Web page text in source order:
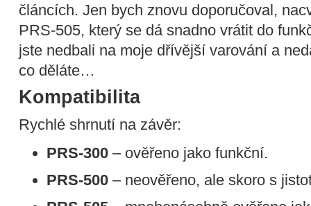
článcích. Jen bych znovu doporučoval,
PRS-505, který se dá snadno vrátit do
jste nedbali na moje dřívější varování a
co děláte…
Kompatibilita
Rychlé shrnutí na závěr:
PRS-300 – ověřeno jako funkční.
PRS-500 – neověřeno, ale skoro s